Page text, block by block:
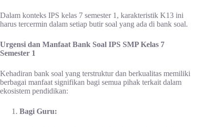
Dalam konteks IPS kelas 7 semester 1, karakteristik K13 ini
harus tercermin dalam setiap butir soal yang ada di bank soal.
Urgensi dan Manfaat Bank Soal IPS SMP Kelas 7
Semester 1
Kehadiran bank soal yang terstruktur dan berkualitas memiliki
berbagai manfaat signifikan bagi semua pihak terkait dalam
ekosistem pendidikan:
Bagi Guru: